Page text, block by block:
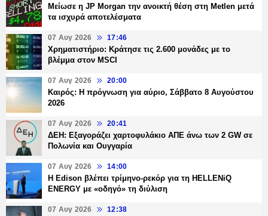
Μείωσε η JP Morgan την ανοικτή θέση στη Metlen μετά
τα ισχυρά αποτελέσματα
07 Αυγ 2026 17:46
Χρηματιστήριο: Κράτησε τις 2.600 μονάδες με το
βλέμμα στον MSCI
07 Αυγ 2026 20:00
Καιρός: Η πρόγνωση για αύριο, Σάββατο 8 Αυγούστου
2026
07 Αυγ 2026 20:41
ΔΕΗ: Εξαγοράζει χαρτοφυλάκιο ΑΠΕ άνω των 2 GW σε
Πολωνία και Ουγγαρία
07 Αυγ 2026 14:00
Η Edison βλέπει τρίμηνο-ρεκόρ για τη HELLENiQ
ENERGY με «οδηγό» τη διύλιση
07 Αυγ 2026 12:38